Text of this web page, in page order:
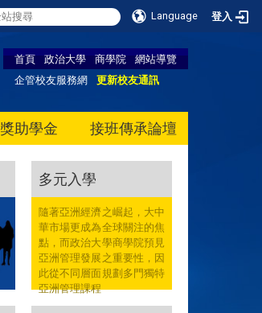
Language 登入
首頁 政治大學 商學院
網站導覽
企管校友服務網
更新校友通訊
獎助學金 接班傳承論壇
多元入學
隨著亞洲經濟之崛起，大中
華市場更成為全球關注的焦
點，而政治大學商學院預見
亞洲管理發展之重要性，因
此從不同層面規劃多門獨特
亞洲管理課程